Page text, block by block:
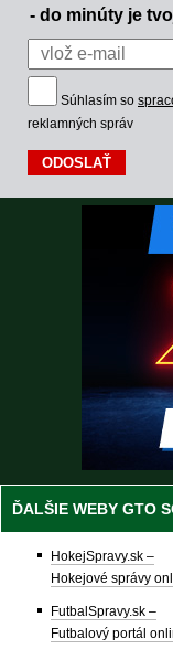
- do minúty je
Súhlasím so
reklamných správ
ĎALŠIE WEBY GTO
HokejSpravy.sk –
Hokejové správy
FutbalSpravy.sk –
Futbalový portál